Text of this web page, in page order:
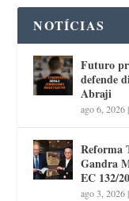
NOTÍCIAS
Futuro
defende
Abraji
ago 6, 2026|
Reforma
Gandra
EC 132/
ago 3, 2026